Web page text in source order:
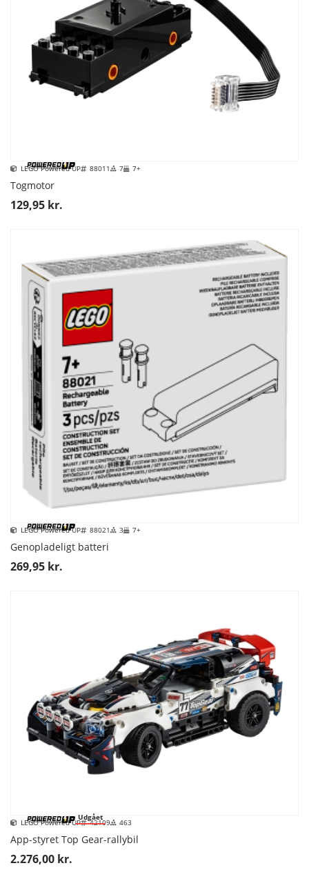
LEGO Powered UP 88011 7 7+
Togmotor
129,95 kr.
LEGO Powered UP 88021 3 7+
Genopladeligt batteri
269,95 kr.
Udgået
LEGO Powered UP 42109 463
App-styret Top Gear-rallybil
2.276,00 kr.